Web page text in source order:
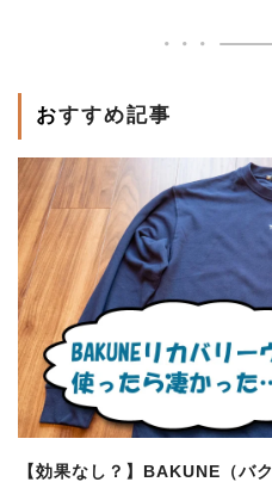
おすすめ記事
【効果なし？】BAKUNE（バ